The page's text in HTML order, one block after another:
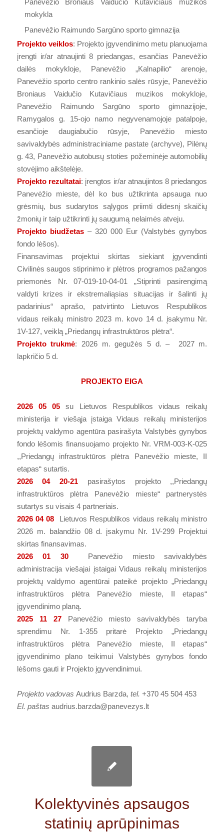
Panevėžio Broniaus Vaidučio Kutavičiaus muzikos
mokykla
Panevėžio Raimundo Sargūno sporto gimnazija
Projekto veiklos: Projekto įgyvendinimo metu planuojama
įrengti ir/ar atnaujinti 8 priedangas, esančias Panevėžio
dailės mokykloje, Panevėžio „Kalnapilio“ arenoje,
Panevėžio sporto centro rankinio salės rūsyje, Panevėžio
Broniaus Vaidučio Kutavičiaus muzikos mokykloje,
Panevėžio Raimundo Sargūno sporto gimnazijoje,
Ramygalos g. 15-ojo namo negyvenamojoje patalpoje,
esančioje daugiabučio rūsyje, Panevėžio miesto
savivaldybės administraciniame pastate (archyve), Pilėnų
g. 43, Panevėžio autobusų stoties požeminėje automobilių
stovėjimo aikštelėje.
Projekto rezultatai: įrengtos ir/ar atnaujintos 8 priedangos
Panevėžio mieste, dėl ko bus užtikrinta apsauga nuo
grėsmių, bus sudarytos sąlygos priimti didesnį skaičių
žmonių ir taip užtikrinti jų saugumą nelaimės atveju.
Projekto biudžetas – 320 000 Eur (Valstybės gynybos
fondo lėšos).
Finansavimas projektui skirtas siekiant įgyvendinti
Civilinės saugos stiprinimo ir plėtros programos pažangos
priemonės Nr. 07-019-10-04-01 „Stiprinti pasirengimą
valdyti krizes ir ekstremaliąsias situacijas ir šalinti jų
padarinius“ aprašo, patvirtinto Lietuvos Respublikos
vidaus reikalų ministro 2023 m. kovo 14 d. įsakymu Nr.
1V-127, veiklą „Priedangų infrastruktūros plėtra“.
Projekto trukmė: 2026 m. gegužės 5 d. – 2027 m.
lapkričio 5 d.
PROJEKTO EIGA
2026 05 05su Lietuvos Respublikos vidaus reikalų
ministerija ir viešąja įstaiga Vidaus reikalų ministerijos
projektų valdymo agentūra pasirašyta Valstybės gynybos
fondo lėšomis finansuojamo projekto Nr. VRM-003-K-025
,,Priedangų infrastruktūros plėtra Panevėžio mieste, II
etapas“ sutartis.
2026 04 20-21 pasirašytos projekto ,,Priedangų
infrastruktūros plėtra Panevėžio mieste“ partnerystės
sutartys su visais 4 partneriais.
2026 04 08 Lietuvos Respublikos vidaus reikalų ministro
2026 m. balandžio 08 d. įsakymu Nr. 1V-299 Projektui
skirtas finansavimas.
2026 01 30 Panevėžio miesto savivaldybės
administracija viešajai įstaigai Vidaus reikalų ministerijos
projektų valdymo agentūrai pateikė projekto „Priedangų
infrastruktūros plėtra Panevėžio mieste, II etapas“
įgyvendinimo planą.
2025 11 27 Panevėžio miesto savivaldybės taryba
sprendimu Nr. 1-355 pritarė Projekto „Priedangų
infrastruktūros plėtra Panevėžio mieste, II etapas“
įgyvendinimo plano teikimui Valstybės gynybos fondo
lėšoms gauti ir Projekto įgyvendinimui.
Projekto vadovas Audrius Barzda, tel. +370 45 504 453
El. paštas audrius.barzda@panevezys.lt
Kolektyvinės apsaugos
statinių aprūpinimas